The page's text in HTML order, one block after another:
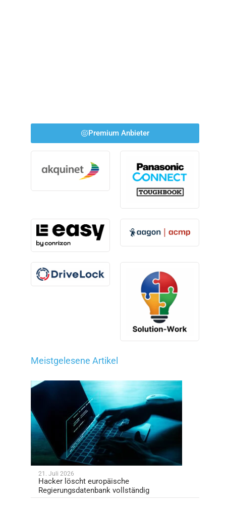
Premium Anbieter
Meistgelesene Artikel
21. Juli 2026
Hacker löscht europäische
Regierungsdatenbank vollständig